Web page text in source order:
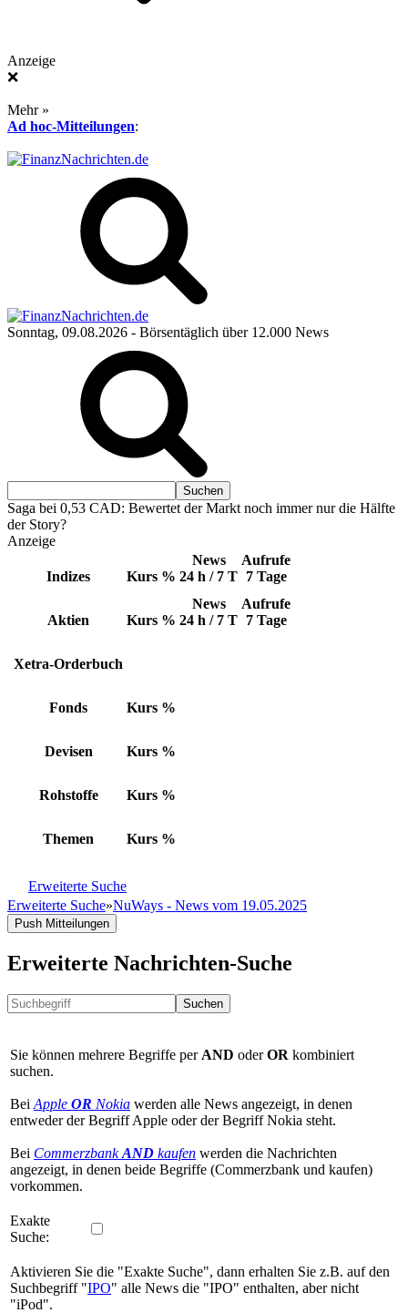
Anzeige
❌
Mehr »
Ad hoc-Mitteilungen:
Sonntag, 09.08.2026 - Börsentäglich über 12.000 News
Saga bei 0,53 CAD: Bewertet der Markt noch immer nur die Hälfte
der Story?
Anzeige
Indizes Kurs %
News
24 h / 7 T
Aufrufe
7 Tage
Aktien Kurs %
News
24 h / 7 T
Aufrufe
7 Tage
Xetra-Orderbuch
Fonds Kurs %
Devisen Kurs %
Rohstoffe Kurs %
Themen Kurs %
Erweiterte Suche
Erweiterte Suche»NuWays - News vom 19.05.2025
Push Mitteilungen
Erweiterte Nachrichten-Suche
Suchen
Sie können mehrere Begriffe per AND oderOR kombiniert
suchen.
Bei Apple OR Nokia werden alle News angezeigt, in denen
entweder der Begriff Apple oder der Begriff Nokia steht.
Bei CommerzbankAND kaufen werden die Nachrichten
angezeigt, in denen beide Begriffe (Commerzbank und kaufen)
vorkommen.
Exakte
Suche:
Aktivieren Sie die "Exakte Suche", dann erhalten Sie z.B. auf den
Suchbegriff "IPO" alle News die "IPO" enthalten, aber nicht
"iPod".